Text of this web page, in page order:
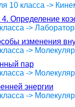
10 класса ->
Определение
->
изменения
->
пар
->
энергии
->